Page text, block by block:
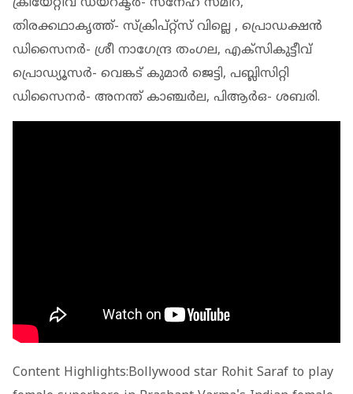
തിരക്കഥാകൃത്ത്- സ്‌ക്രിപ്റ്റ്‌സ് വില്ലെ , പ്രൊഡക്ഷന്‍
ഡിസൈനര്‍- ശ്രീ നാഗേന്ദ്ര തംഗല, എക്‌സികുട്ടീവ്
പ്രൊഡ്യൂസര്‍- വെങ്കട് കുമാര്‍ ജെട്ടി, പബ്ലിസിറ്റി
ഡിസൈനര്‍- അനന്ത് കാഞ്ചര്‍ല, പിആര്‍ഒ- ശബരി.
Content Highlights:Bollywood star Rohit Saraf to play